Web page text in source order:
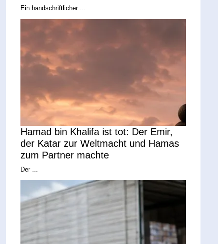
Ein handschriftlicher ...
Hamad bin Khalifa ist tot: Der Emir,
der Katar zur Weltmacht und Hamas
zum Partner machte
Der ...